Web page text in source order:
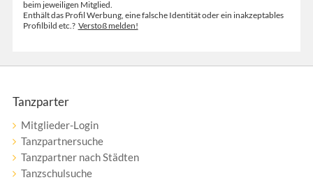
beim jeweiligen Mitglied.
Enthält das Profil Werbung, eine falsche Identität oder ein inakzeptables
Profilbild etc.? Verstoß melden!
Tanzparter
Mitglieder-Login
Tanzpartnersuche
Tanzpartner nach Städten
Tanzschulsuche